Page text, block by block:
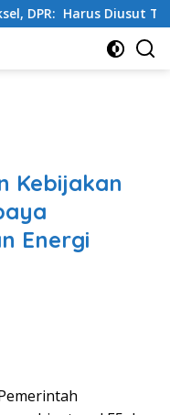
Diusut Tuntas
Kebijakan
Energi